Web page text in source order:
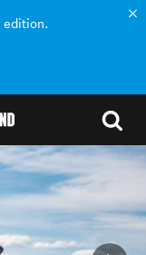
edition.